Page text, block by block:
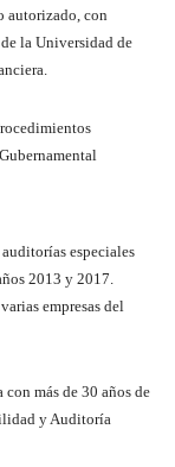
autorizado, con
la Universidad de
especiales
2013 y 2017.
empresas del
más de 30 años de
y Auditoría